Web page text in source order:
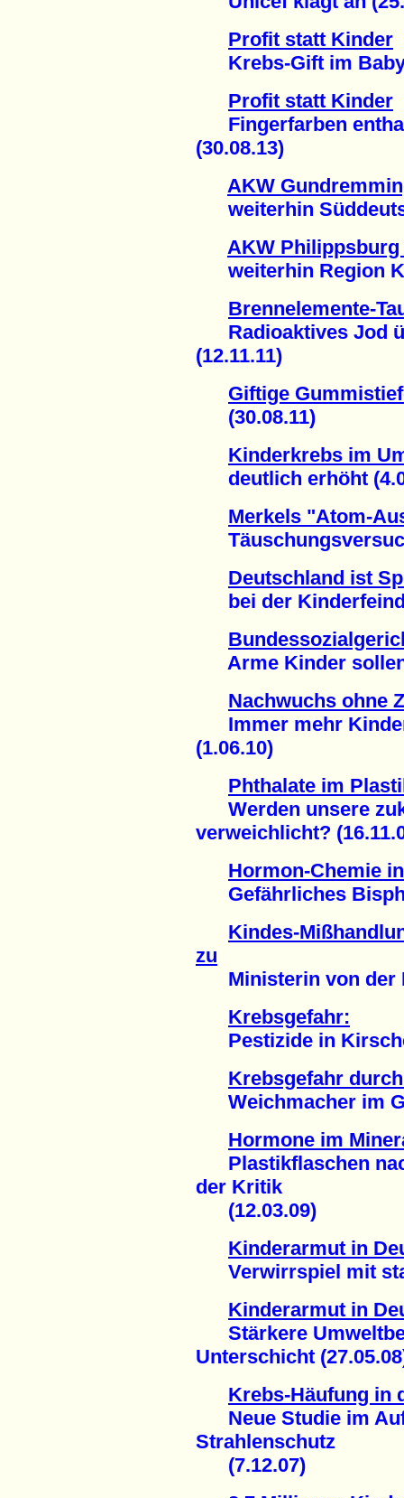
Profit statt Kinder
Krebs-Gift im
Profit statt Kinder
Fingerfarben
(30.08.13)
AKW
weiterhin
AKW
weiterhin Region
Brennelemente-
Radioaktives Jod
(12.11.11)
Giftige
(30.08.11)
Kinderkrebs im
deutlich erhöht
Merkels "Atom-
Deutschland ist
bei der
Arme Kinder sollen
Nachwuchs ohne
Immer mehr
(1.06.10)
Phthalate im
Werden unsere
verweichlicht?
Hormon-Chemie
Gefährliches
Kindes-
zu
Ministerin von der
Krebsgefahr:
Pestizide in
Krebsgefahr
Weichmacher im
Hormone im
Plastikflaschen
der Kritik
(12.03.09)
Kinderarmut in
Verwirrspiel mit
Kinderarmut in
Stärkere
Unterschicht
Krebs-Häufung in
Neue Studie im
Strahlenschutz
(7.12.07)